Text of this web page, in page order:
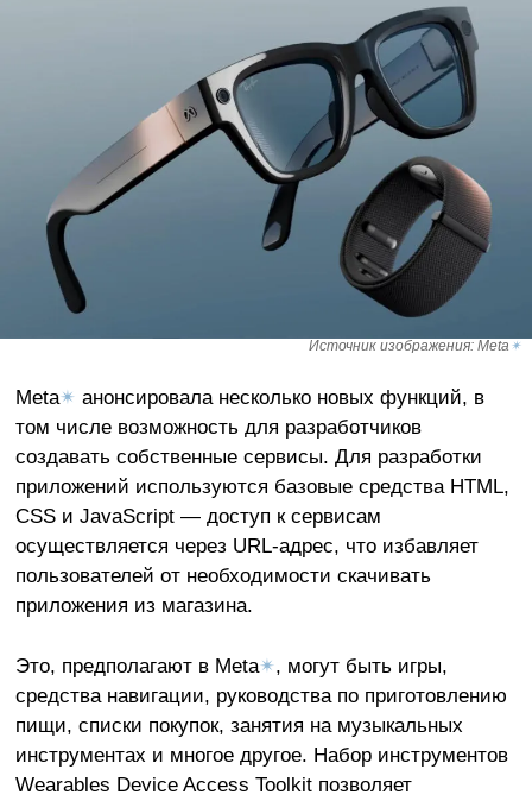
Источник изображения: Meta ✴
Meta✴ анонсировала несколько новых функций, в
том числе возможность для разработчиков
создавать собственные сервисы. Для разработки
приложений используются базовые средства HTML,
CSS и JavaScript — доступ к сервисам
осуществляется через URL-адрес, что избавляет
пользователей от необходимости скачивать
приложения из магазина.
Это, предполагают в Meta✴, могут быть игры,
средства навигации, руководства по приготовлению
пищи, списки покупок, занятия на музыкальных
инструментах и многое другое. Набор инструментов
Wearables Device Access Toolkit позволяет